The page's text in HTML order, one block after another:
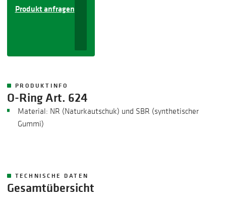
Produkt anfragen
PRODUKTINFO
O-Ring Art. 624
​Material: NR (Naturkautschuk) und SBR (synthetischer
Gummi)
TECHNISCHE DATEN
Gesamtübersicht